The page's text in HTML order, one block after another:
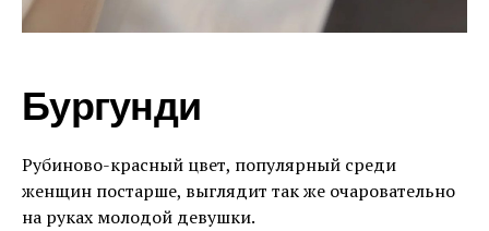
Бургунди
Рубиново-красный цвет, популярный среди
женщин постарше, выглядит так же очаровательно
на руках молодой девушки.